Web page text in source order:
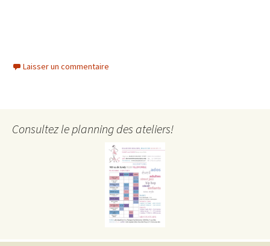
Laisser un commentaire
Consultez le planning des ateliers!